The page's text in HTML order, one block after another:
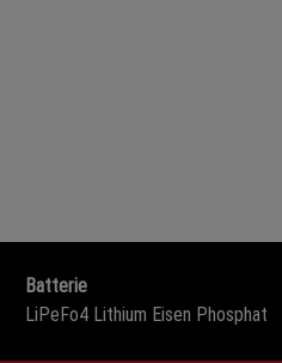
Batterie
LiPeFo4 Lithium Eisen Phosphat